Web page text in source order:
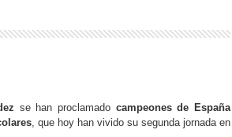
se han proclamado campeones de España
, que hoy han vivido su segunda jornada en